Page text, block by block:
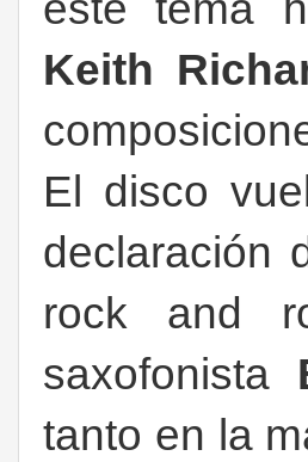
Keith
El disco
declaración
rock and
saxofonista
tanto en la